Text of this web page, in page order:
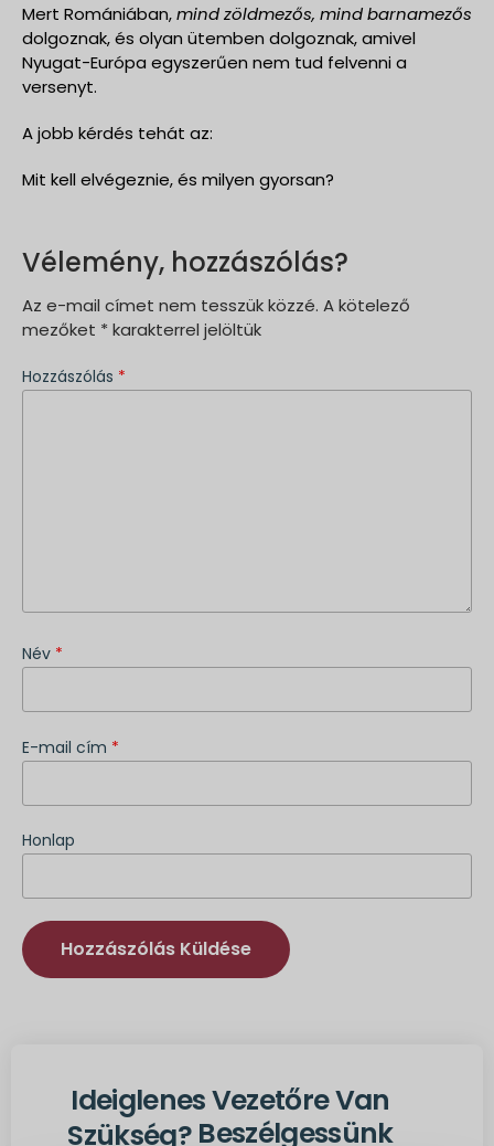
Mert Romániában,mind zöldmezős, mind barnamezős
dolgoznak, és olyan ütemben dolgoznak, amivel
Nyugat-Európa egyszerűen nem tud felvenni a
versenyt.
A jobb kérdés tehát az:
Mit kell elvégeznie, és milyen gyorsan?
Vélemény, hozzászólás?
Az e-mail címet nem tesszük közzé. A kötelező
mezőket * karakterrel jelöltük
Hozzászólás *
Név *
E-mail cím *
Honlap
Ideiglenes Vezetőre Van
Szükség? Beszélgessünk